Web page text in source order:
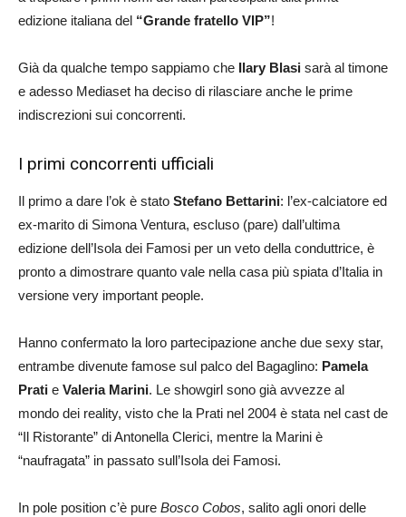
edizione italiana del “Grande fratello VIP”!
Già da qualche tempo sappiamo che Ilary Blasi sarà al timone
e adesso Mediaset ha deciso di rilasciare anche le prime
indiscrezioni sui concorrenti.
I primi concorrenti ufficiali
Il primo a dare l’ok è stato Stefano Bettarini: l’ex-calciatore ed
ex-marito di Simona Ventura, escluso (pare) dall’ultima
edizione dell’Isola dei Famosi per un veto della conduttrice, è
pronto a dimostrare quanto vale nella casa più spiata d’Italia in
versione very important people.
Hanno confermato la loro partecipazione anche due sexy star,
entrambe divenute famose sul palco del Bagaglino: Pamela
Prati e Valeria Marini. Le showgirl sono già avvezze al
mondo dei reality, visto che la Prati nel 2004 è stata nel cast de
“Il Ristorante” di Antonella Clerici, mentre la Marini è
“naufragata” in passato sull’Isola dei Famosi.
In pole position c’è pure Bosco Cobos, salito agli onori delle